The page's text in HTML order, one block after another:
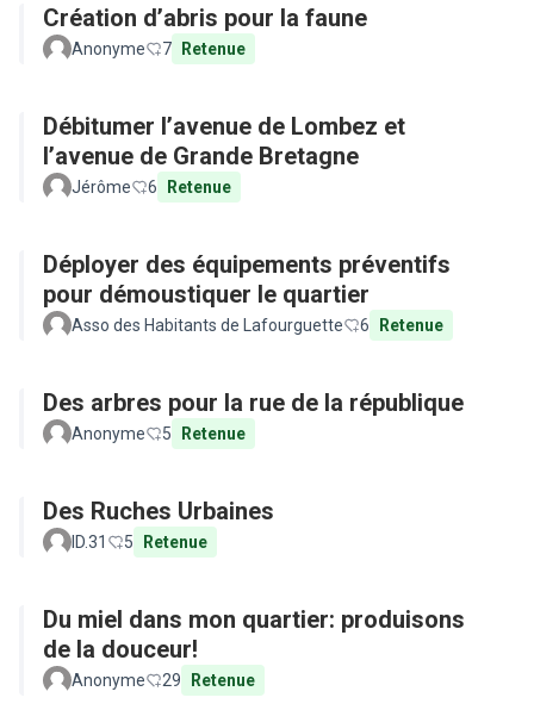
Création d’abris pour la faune
Anonyme 7 Retenue
Débitumer l’avenue de Lombez et
l’avenue de Grande Bretagne
Jérôme 6 Retenue
Déployer des équipements préventifs
pour démoustiquer le quartier
Asso des Habitants de Lafourguette 6 Retenue
Des arbres pour la rue de la république
Anonyme 5 Retenue
Des Ruches Urbaines
ID.31 5 Retenue
Du miel dans mon quartier: produisons
de la douceur!
Anonyme 29 Retenue